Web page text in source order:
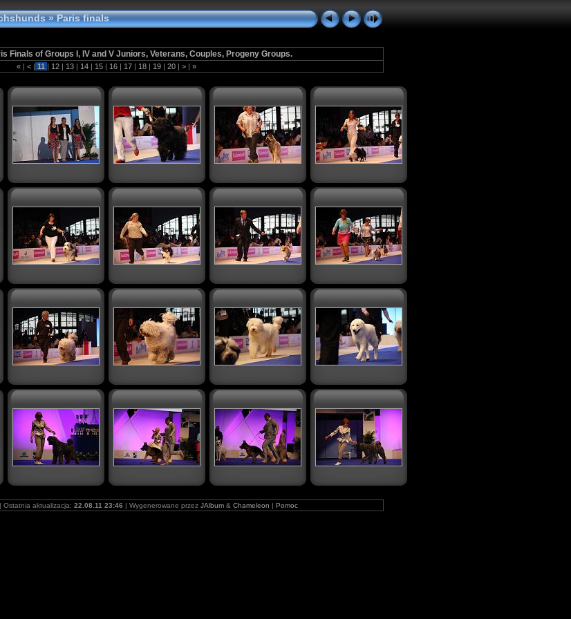
» Paris finals
Finals of Groups I, IV and V Juniors, Veterans, Couples, Progeny Groups.
« | < | 11 | 12 | 13 | 14 | 15 | 16 | 17 | 18 | 19 | 20 | > | »
| Ostatnia aktualizacja: 22.08.11 23:46 | Wygenerowane przez JAlbum& Chameleon | Pomoc